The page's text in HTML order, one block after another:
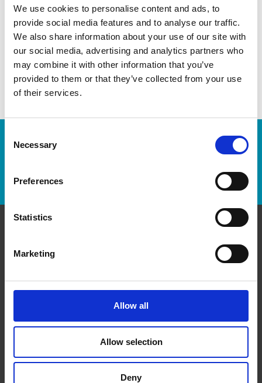
We use cookies to personalise content and ads, to
provide social media features and to analyse our traffic.
We also share information about your use of our site with
our social media, advertising and analytics partners who
may combine it with other information that you’ve
provided to them or that they’ve collected from your use
of their services.
Selection
Necessary
Preferences
Statistics
Marketing
Allow all
Allow selection
Deny
Numéro de suivi :
Repérer un envoi
6 George Street South, Unit 3
Brampton Ontario - L6Y 1P1
Obtenez l'itinéraire vers notre magasin
(905) 230-8444
store517@theupsstore.ca